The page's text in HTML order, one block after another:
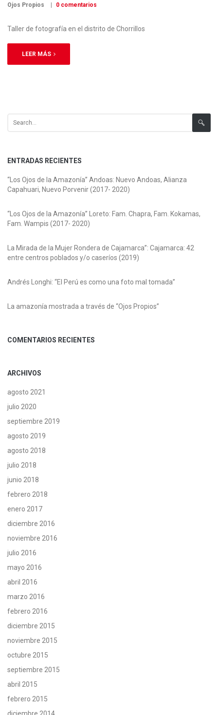
Ojos Propios 0 comentarios
Taller de fotografía en el distrito de Chorrillos
LEER MÁS
Search for:
ENTRADAS RECIENTES
“Los Ojos de la Amazonía” Andoas: Nuevo Andoas, Alianza
Capahuari, Nuevo Porvenir (2017- 2020)
“Los Ojos de la Amazonía” Loreto: Fam. Chapra, Fam. Kokamas,
Fam. Wampis (2017- 2020)
La Mirada de la Mujer Rondera de Cajamarca”: Cajamarca: 42
entre centros poblados y/o caseríos (2019)
Andrés Longhi: “El Perú es como una foto mal tomada”
La amazonía mostrada a través de “Ojos Propios”
COMENTARIOS RECIENTES
ARCHIVOS
agosto 2021
julio 2020
septiembre 2019
agosto 2019
agosto 2018
julio 2018
junio 2018
febrero 2018
enero 2017
diciembre 2016
noviembre 2016
julio 2016
mayo 2016
abril 2016
marzo 2016
febrero 2016
diciembre 2015
noviembre 2015
octubre 2015
septiembre 2015
abril 2015
febrero 2015